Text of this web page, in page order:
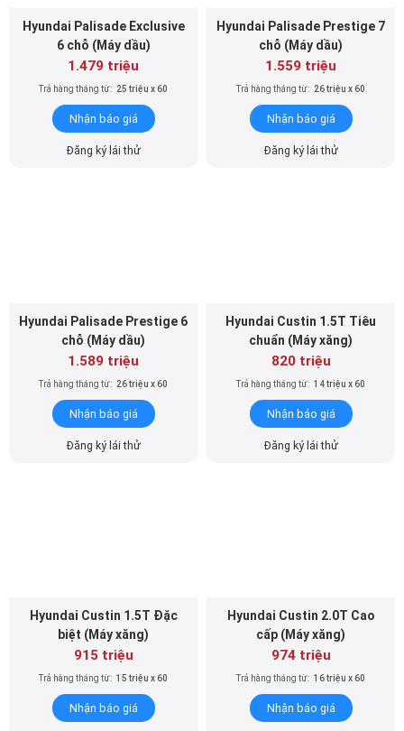
Hyundai Palisade Exclusive
6 chỗ (Máy dầu)
1.479 triệu
Trả hàng tháng từ: 25 triệu x 60
Nhận báo giá
Đăng ký lái thử
Hyundai Palisade Prestige 7
chỗ (Máy dầu)
1.559 triệu
Trả hàng tháng từ: 26 triệu x 60
Nhận báo giá
Đăng ký lái thử
Hyundai Palisade Prestige 6
chỗ (Máy dầu)
1.589 triệu
Trả hàng tháng từ: 26 triệu x 60
Nhận báo giá
Đăng ký lái thử
Hyundai Custin 1.5T Tiêu
chuẩn (Máy xăng)
820 triệu
Trả hàng tháng từ: 14 triệu x 60
Nhận báo giá
Đăng ký lái thử
Hyundai Custin 1.5T Ðặc
biệt (Máy xăng)
915 triệu
Trả hàng tháng từ: 15 triệu x 60
Nhận báo giá
Hyundai Custin 2.0T Cao
cấp (Máy xăng)
974 triệu
Trả hàng tháng từ: 16 triệu x 60
Nhận báo giá